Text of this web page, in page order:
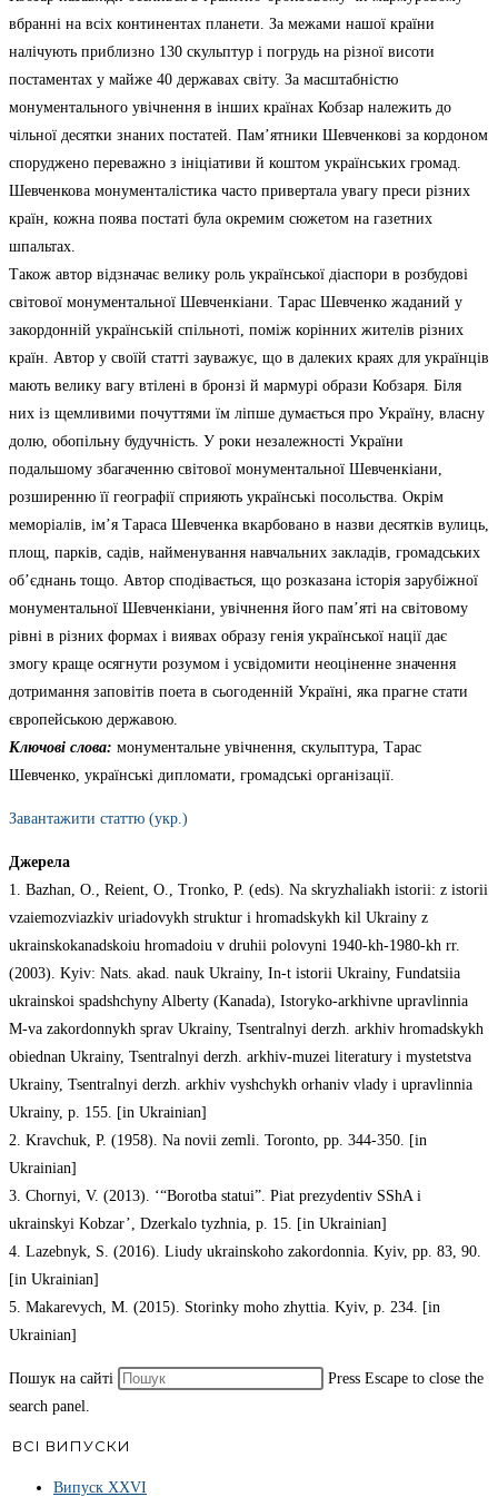
вбранні на всіх континентах планети. За межами нашої країни
налічують приблизно 130 скульптур і погрудь на різної висоти
постаментах у майже 40 державах світу. За масштабністю
монументального увічнення в інших країнах Кобзар належить до
чільної десятки знаних постатей. Пам’ятники Шевченкові за кордоном
споруджено переважно з ініціативи й коштом українських громад.
Шевченкова монументалістика часто привертала увагу преси різних
країн, кожна поява постаті була окремим сюжетом на газетних
шпальтах.
Також автор відзначає велику роль української діаспори в розбудові
світової монументальної Шевченкіани. Тарас Шевченко жаданий у
закордонній українській спільноті, поміж корінних жителів різних
країн. Автор у своїй статті зауважує, що в далеких краях для українців
мають велику вагу втілені в бронзі й мармурі образи Кобзаря. Біля
них із щемливими почуттями їм ліпше думається про Україну, власну
долю, обопільну будучність. У роки незалежності України
подальшому збагаченню світової монументальної Шевченкіани,
розширенню її географії сприяють українські посольства. Окрім
меморіалів, ім’я Тараса Шевченка вкарбовано в назви десятків вулиць,
площ, парків, садів, найменування навчальних закладів, громадських
об’єднань тощо. Автор сподівається, що розказана історія зарубіжної
монументальної Шевченкіани, увічнення його пам’яті на світовому
рівні в різних формах і виявах образу генія української нації дає
змогу краще осягнути розумом і усвідомити неоціненне значення
дотримання заповітів поета в сьогоденній Україні, яка прагне стати
європейською державою.
Ключові слова: монументальне увічнення, скульптура, Тарас
Шевченко, українські дипломати, громадські організації.
Завантажити статтю (укр.)
Джерела
1. Bazhan, O., Reient, O., Tronko, P. (eds). Na skryzhaliakh istorii: z istorii
vzaiemozviazkiv uriadovykh struktur i hromadskykh kil Ukrainy z
ukrainskokanadskoiu hromadoiu v druhii polovyni 1940-kh-1980-kh rr.
(2003). Kyiv: Nats. akad. nauk Ukrainy, In-t istorii Ukrainy, Fundatsiia
ukrainskoi spadshchyny Alberty (Kanada), Istoryko-arkhivne upravlinnia
M-va zakordonnykh sprav Ukrainy, Tsentralnyi derzh. arkhiv hromadskykh
obiednan Ukrainy, Tsentralnyi derzh. arkhiv-muzei literatury i mystetstva
Ukrainy, Tsentralnyi derzh. arkhiv vyshchykh orhaniv vlady i upravlinnia
Ukrainy, p. 155. [in Ukrainian]
2. Kravchuk, P. (1958). Na novii zemli. Toronto, pp. 344-350. [in
Ukrainian]
3. Chornyi, V. (2013). ‘“Borotba statui”. Piat prezydentiv SShA i
ukrainskyi Kobzar’, Dzerkalo tyzhnia, p. 15. [in Ukrainian]
4. Lazebnyk, S. (2016). Liudy ukrainskoho zakordonnia. Kyiv, pp. 83, 90.
[in Ukrainian]
5. Makarevych, M. (2015). Storinky moho zhyttia. Kyiv, p. 234. [in
Ukrainian]
Пошук на сайті
Press Escape to close the
search panel.
ВСІ ВИПУСКИ
Випуск ХХVІ